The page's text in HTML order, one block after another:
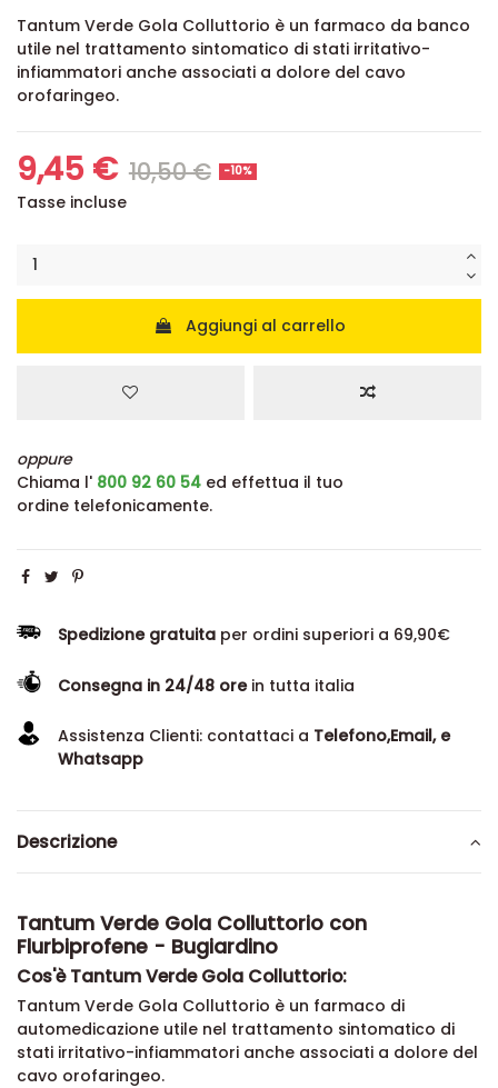
Tantum Verde Gola Colluttorio è un farmaco da banco
utile nel trattamento sintomatico di stati irritativo-
infiammatori anche associati a dolore del cavo
orofaringeo.
9,45 € 10,50 € -10%
Tasse incluse
Aggiungi al carrello
oppure
Chiama l' 800 92 60 54 ed effettua il tuo
ordine telefonicamente.
Spedizione gratuita per ordini superiori a 69,90€
Consegna in 24/48 orein tutta italia
Assistenza Clienti: contattaci a Telefono,Email, e
Whatsapp
Descrizione
Tantum Verde Gola Colluttorio con
Flurbiprofene - Bugiardino
Cos'è Tantum Verde Gola Colluttorio:
Tantum Verde Gola Colluttorio è un farmaco di
automedicazione utile nel trattamento sintomatico di
stati irritativo-infiammatori anche associati a dolore del
cavo orofaringeo.